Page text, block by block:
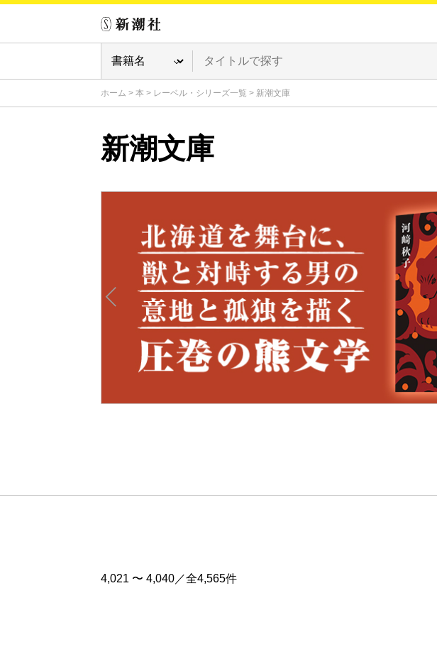
ホーム > 本 > レーベル・シリーズ一覧 > 新潮文庫
新潮文庫
4,021 〜 4,040／全4,565件